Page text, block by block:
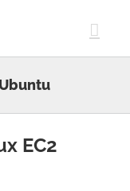
EC2